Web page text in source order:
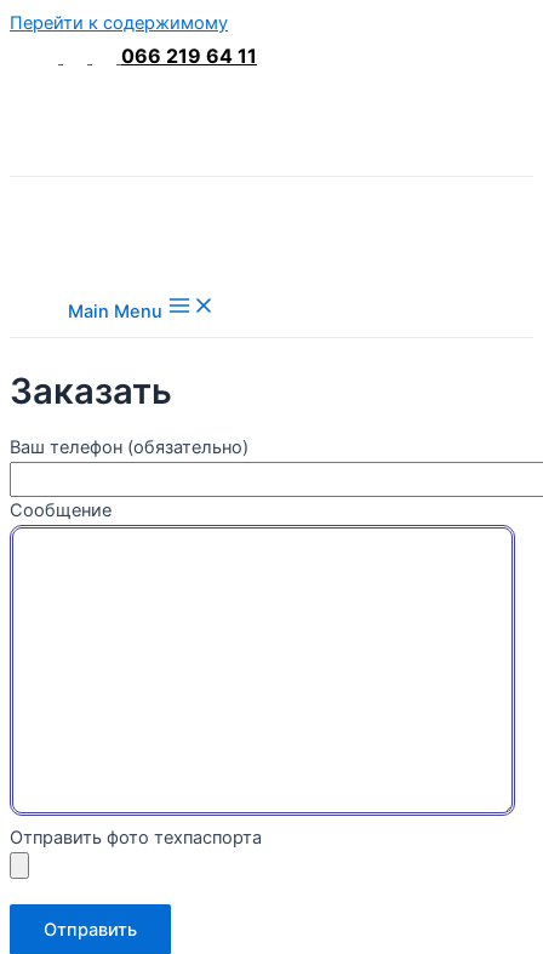
Перейти к содержимому
066 219 64 11
Main Menu
Заказать
Ваш телефон (обязательно)
Сообщение
Отправить фото техпаспорта